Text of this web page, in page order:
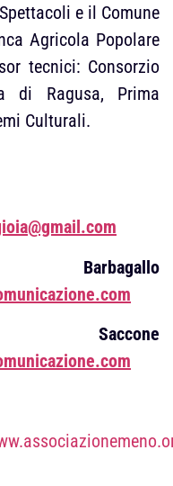
e il Comune
Agricola Popolare
tecnici: Consorzio
di Ragusa, Prima
Culturali.